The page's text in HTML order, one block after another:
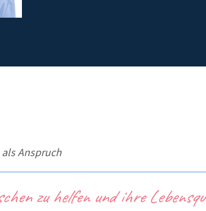
Anspruch
zu helfen und ihre